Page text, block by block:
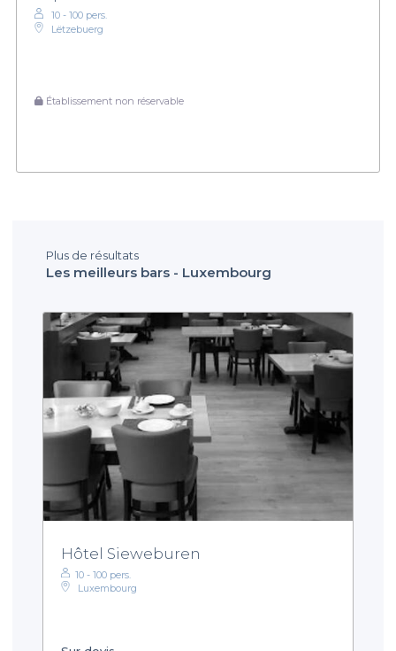
10 - 100 pers.
Lëtzebuerg
Établissement non réservable
Plus de résultats
Les meilleurs bars - Luxembourg
Hôtel Sieweburen
10 - 100 pers.
Luxembourg